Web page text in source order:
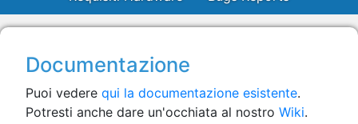
Documentazione
Puoi vedere qui la documentazione esistente.
Potresti anche dare un'occhiata al nostro Wiki.